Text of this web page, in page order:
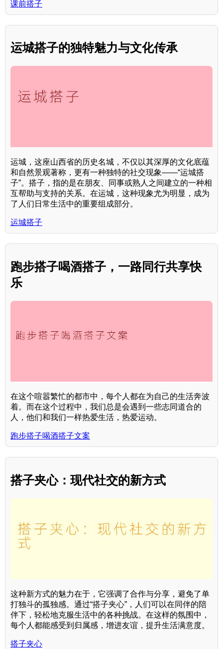
课前搭子
运城搭子的独特魅力与文化传承
运城，这座山西省的历史名城，不仅以其深厚的文化底蕴
和自然景观著称，更有一种独特的社交现象——“运城搭
子”。搭子，指的是在朋友、同事或熟人之间建立的一种相
互帮助与支持的关系。在运城，这种现象尤为明显，成为
了人们日常生活中的重要组成部分。
运城搭子
跑步搭子喝酒搭子，一路同行共享快
乐
在这个喧嚣繁忙的都市中，每个人都在为自己的生活奔波
着。而在这个过程中，我们总是会遇到一些志同道合的
人，他们和我们一样热爱生活，热爱运动。
跑步搭子喝酒搭子文案
搭子夹心：现代社交的新方式
这种新方式的魅力在于，它强调了合作与分享，避免了单
打独斗的孤独感。通过“搭子夹心”，人们可以在同伴的陪
伴下，轻松地克服生活中的各种挑战。在这样的氛围中，
每个人都能感受到归属感，增进友谊，提升生活满意度。
搭子夹心